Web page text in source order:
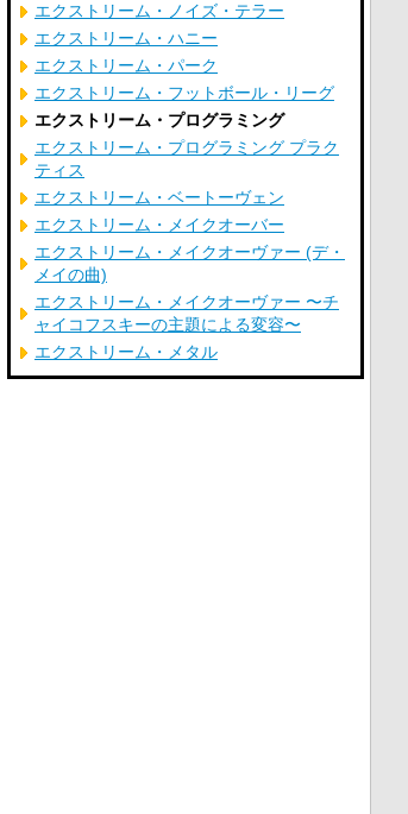
エクストリーム・ノイズ・テラー
エクストリーム・ハニー
エクストリーム・パーク
エクストリーム・フットボール・リーグ
エクストリーム・プログラミング
エクストリーム・プログラミング プラク
ティス
エクストリーム・ベートーヴェン
エクストリーム・メイクオーバー
エクストリーム・メイクオーヴァー (デ・
メイの曲)
エクストリーム・メイクオーヴァー 〜チ
ャイコフスキーの主題による変容〜
エクストリーム・メタル